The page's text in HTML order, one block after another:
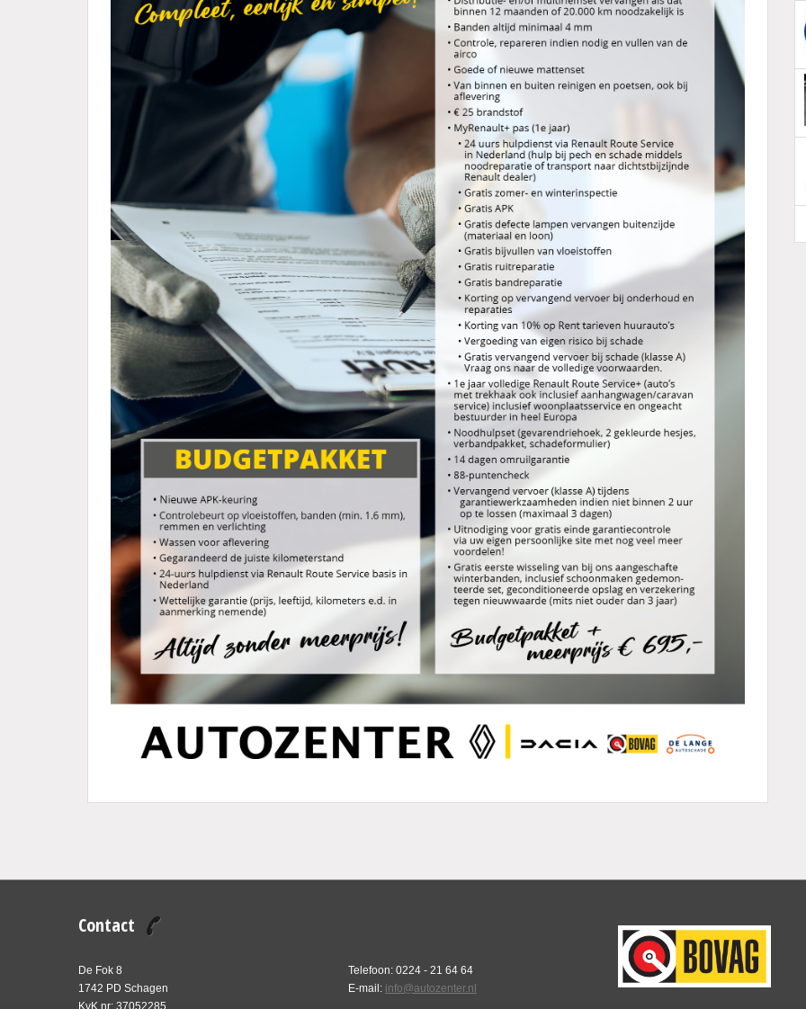
Contact
De Fok 8
1742 PD Schagen
KvK nr: 37052285
Telefoon: 0224 - 21 64 64
E-mail: info@autozenter.nl